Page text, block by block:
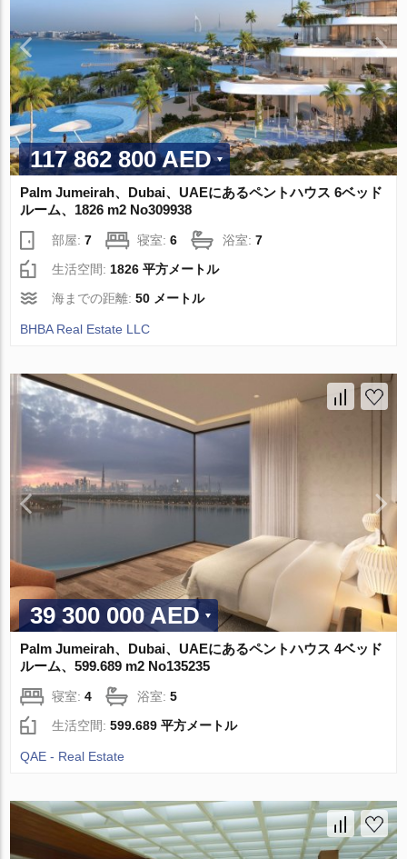
117 862 800 AED
Palm Jumeirah、Dubai、UAEにあるペントハウス 6ベッド
ルーム、1826 m2 No309938
部屋:7 寝室:6 浴室:7
生活空間: 1826 平方メートル
海までの距離:50 メートル
BHBA Real Estate LLC
39 300 000 AED
Palm Jumeirah、Dubai、UAEにあるペントハウス 4ベッド
ルーム、599.689 m2 No135235
寝室:4 浴室:5
生活空間:599.689 平方メートル
QAE - Real Estate